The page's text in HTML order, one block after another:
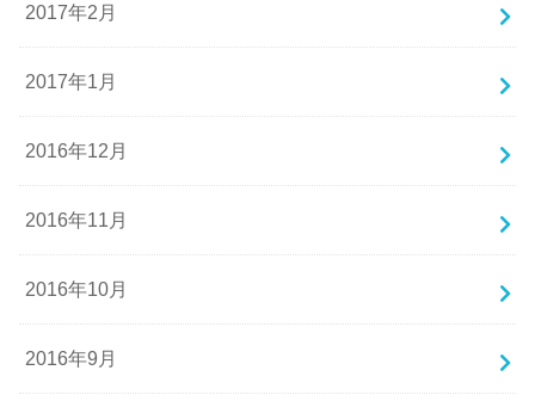
2017年2月
2017年1月
2016年12月
2016年11月
2016年10月
2016年9月